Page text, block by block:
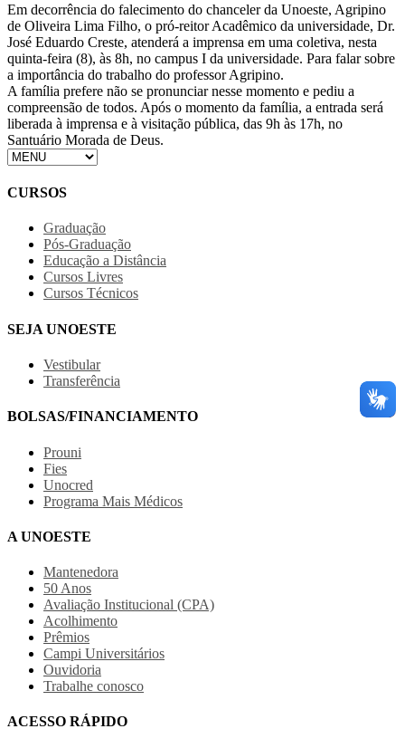
Em decorrência do falecimento do chanceler da Unoeste, Agripino
de Oliveira Lima Filho, o pró-reitor Acadêmico da universidade, Dr.
José Eduardo Creste, atenderá a imprensa em uma coletiva, nesta
quinta-feira (8), às 8h, no campus I da universidade. Para falar sobre
a importância do trabalho do professor Agripino.
A família prefere não se pronunciar nesse momento e pediu a
compreensão de todos. Após o momento da família, a entrada será
liberada à imprensa e à visitação pública, das 9h às 17h, no
Santuário Morada de Deus.
CURSOS
Graduação
Pós-Graduação
Educação a Distância
Cursos Livres
Cursos Técnicos
SEJA UNOESTE
Vestibular
Transferência
BOLSAS/FINANCIAMENTO
Prouni
Fies
Unocred
Programa Mais Médicos
A UNOESTE
Mantenedora
50 Anos
Avaliação Institucional (CPA)
Acolhimento
Prêmios
Campi Universitários
Ouvidoria
Trabalhe conosco
ACESSO RÁPIDO